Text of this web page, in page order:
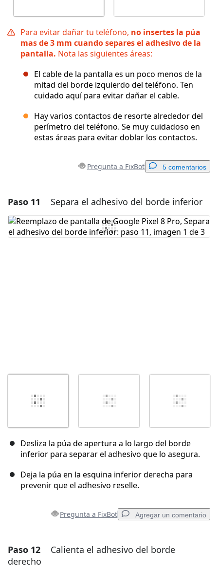
Para evitar dañar tu teléfono, no insertes la púa
mas de 3 mm cuando separes el adhesivo de la
pantalla. Nota las siguientes áreas:
El cable de la pantalla es un poco menos de la
mitad del borde izquierdo del teléfono. Ten
cuidado aquí para evitar dañar el cable.
Hay varios contactos de resorte alrededor del
perímetro del teléfono. Se muy cuidadoso en
estas áreas para evitar doblar los contactos.
Pregunta a FixBot 5 comentarios
Agregar un comentario
Agregar Comentario
Paso 11 Separa el adhesivo del borde inferior
Desliza la púa de apertura a lo largo del borde
inferior para separar el adhesivo que lo asegura.
Deja la púa en la esquina inferior derecha para
prevenir que el adhesivo reselle.
Pregunta a FixBot Agregar un comentario
Agregar un comentario
Paso 12
Calienta el adhesivo del borde
derecho